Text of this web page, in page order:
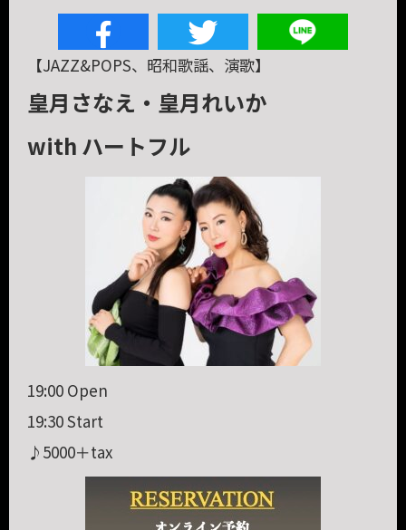
【JAZZ&POPS、昭和歌謡、演歌】
皇月さなえ・皇月れいか
with ハートフル
19:00 Open
19:30 Start
♪5000＋tax